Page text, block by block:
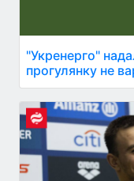
"Укренерго"
прогулянку не